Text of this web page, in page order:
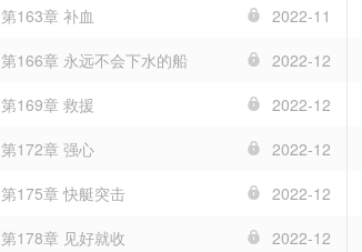
第163章 补血
2022-11
第166章 永远不会下水的船
2022-12
第169章 救援
2022-12
第172章 强心
2022-12
第175章 快艇突击
2022-12
第178章 见好就收
2022-12